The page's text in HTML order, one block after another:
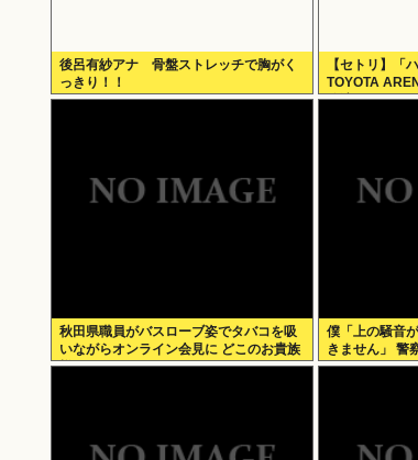
後呂有紗アナ 骨盤ストレッチで胸がく
っきり！！
【セトリ】「
TOYOTA
公演セットリス
秋田県職員がバスローブ姿でタバコを吸
いながらオンライン会見に どこのお貴族
様だよw
僕「上の騒音
きません」 警